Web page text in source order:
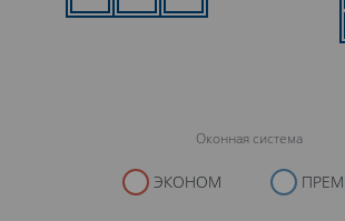
Оконная система
ЭКОНОМ